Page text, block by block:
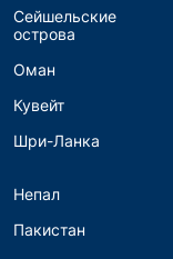
Сейшельские
острова
Оман
Кувейт
Шри-Ланка
Непал
Пакистан